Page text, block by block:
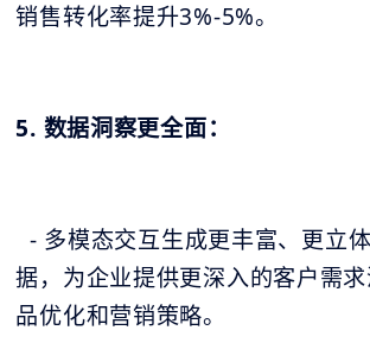
销售转化率提升3%-5%。
5. 数据洞察更全面：
- 多模态交互生成更丰富、更立
据，为企业提供更深入的客户需
品优化和营销策略。